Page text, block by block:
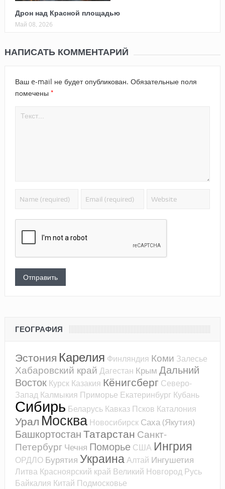
Дрон над Красной площадью
Май 08, 2026
НАПИСАТЬ КОММЕНТАРИЙ
Ваш e-mail не будет опубликован. Обязательные поля
помечены *
ГЕОГРАФИЯ
Эстония Карелия Финляндия Коми Залесье
Хабаровский край Дагестан Крым Дальний
Восток Курск Казакия Кёнигсберг Северо-
Запад Калмыкия Приморье Екатеринбург Кубань
Сибирь Беларусь Кавказ Псков Каталония
Урал Москва Новосибирск Саха (Якутия)
БашкортостанТатарстан Санкт-
Петербург Чечня Поморье США Ингрия
ОРДЛО Бурятия УкраинаАлтай Ингушетия
Литва Красноярский край Великий Новгород Русь
Байкалия Китай Подмосковье